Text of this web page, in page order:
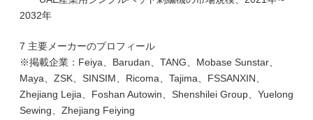
2032年
7 主要メーカーのプロフィール
※掲載企業：Feiya、Barudan、TANG、Mobase Sunstar、
Maya、ZSK、SINSIM、Ricoma、Tajima、FSSANXIN、
Zhejiang Lejia、Foshan Autowin、Shenshilei Group、Yuelong
Sewing、Zhejiang Feiying